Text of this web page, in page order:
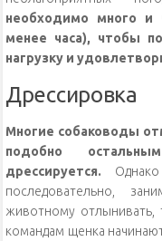
необходимо много и
менее часа), чтобы
нагрузку и
Дрессировка
Многие собаководы
подобно
дрессируется.
последовательно,
животному
командам щенка